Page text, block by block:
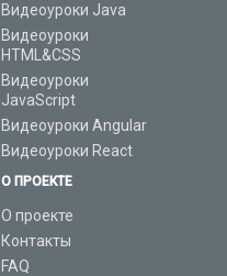
Видеоуроки Java
Видеоуроки
HTML&CSS
Видеоуроки
JavaScript
Видеоуроки Angular
Видеоуроки React
О ПРОЕКТЕ
О проекте
Контакты
FAQ